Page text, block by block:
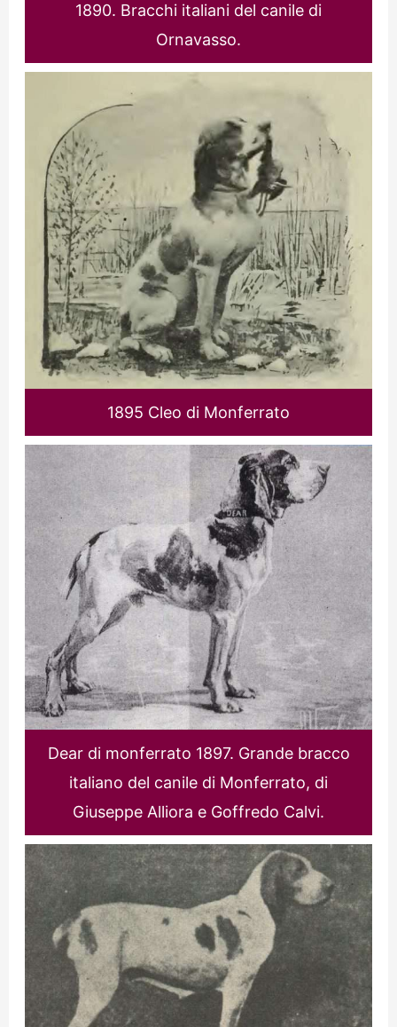
1890. Bracchi italiani del canile di
Ornavasso.
1895 Cleo di Monferrato
Dear di monferrato 1897. Grande bracco
italiano del canile di Monferrato, di
Giuseppe Alliora e Goffredo Calvi.